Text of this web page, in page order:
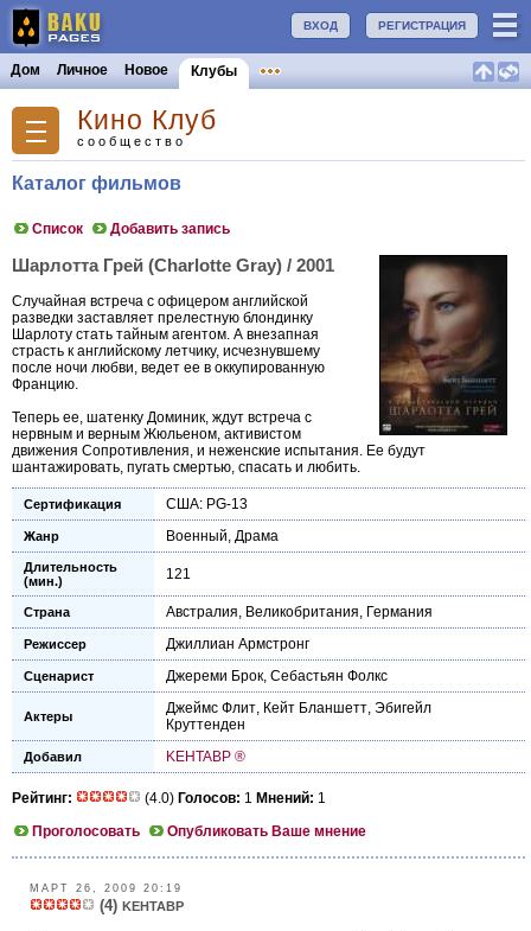
РЕГИСТРАЦИЯ
ВХОД
Дом Личное Новое Клубы
Кино Клуб
сообщество
Каталог фильмов
Список Добавить запись
Шарлотта Грей (Charlotte Gray) / 2001
Случайная встреча с офицером английской
разведки заставляет прелестную блондинку
Шарлоту стать тайным агентом. А внезапная
страсть к английскому летчику, исчезнувшему
после ночи любви, ведет ее в оккупированную
Францию.
Теперь ее, шатенку Доминик, ждут встреча с
нервным и верным Жюльеном, активистом
движения Сопротивления, и неженские испытания. Ее будут
шантажировать, пугать смертью, спасать и любить.
Сертификация США: PG-13
Жанр Военный, Драма
Длительность
(мин.)
121
Страна Австралия, Великобритания, Германия
Режиссер Джиллиан Армстронг
Сценарист Джереми Брок, Себастьян Фолкс
Актеры Джеймс Флит, Кейт Бланшетт, Эбигейл
Круттенден
Добавил KEHTABP ®
Рейтинг: (4.0) Голосов: 1 Мнений: 1
Проголосовать
Опубликовать Ваше мнение
МАРТ 26, 2009 20:19
(4) KEHTABP